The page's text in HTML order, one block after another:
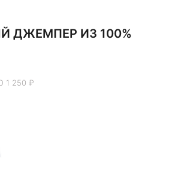
ДЖЕМПЕР ИЗ 100%
1 250 ₽